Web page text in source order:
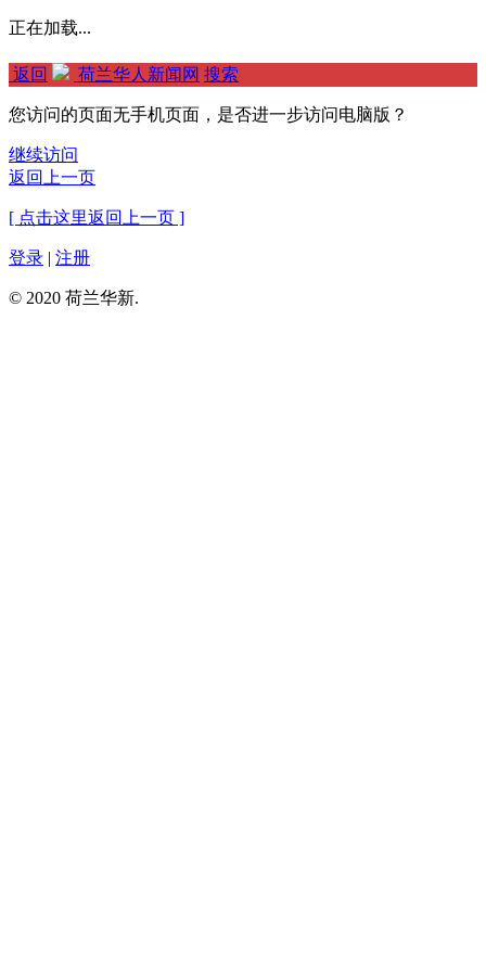
正在加载...
返回 荷兰华人新闻网 搜索
您访问的页面无手机页面，是否进一步访问电脑版？
继续访问
返回上一页
[ 点击这里返回上一页 ]
登录 | 注册
© 2020 荷兰华新.